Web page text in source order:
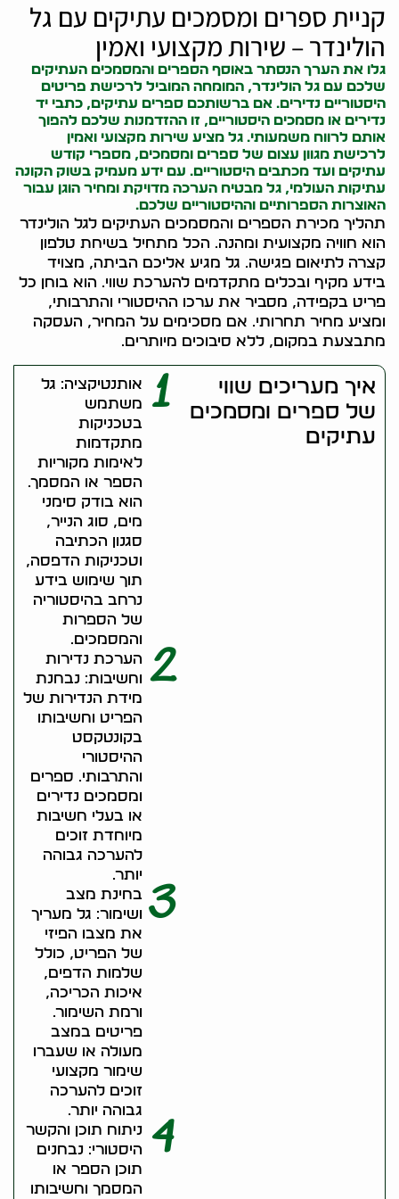
קניית ספרים ומסמכים עתיקים עם גל
הולינדר – שירות מקצועי ואמין
גלו את הערך הנסתר באוסף הספרים והמסמכים העתיקים
שלכם עם גל הולינדר, המומחה המוביל לרכישת פריטים
היסטוריים נדירים. אם ברשותכם ספרים עתיקים, כתבי יד
נדירים או מסמכים היסטוריים, זו ההזדמנות שלכם להפוך
אותם לרווח משמעותי. גל מציע שירות מקצועי ואמין
לרכישת מגוון עצום של ספרים ומסמכים, מספרי קודש
עתיקים ועד מכתבים היסטוריים. עם ידע מעמיק בשוק הקונה
עתיקות העולמי, גל מבטיח הערכה מדויקת ומחיר הוגן עבור
האוצרות הספרותיים וההיסטוריים שלכם.
תהליך מכירת הספרים והמסמכים העתיקים לגל הולינדר
הוא חוויה מקצועית ומהנה. הכל מתחיל בשיחת טלפון
קצרה לתיאום פגישה. גל מגיע אליכם הביתה, מצויד
בידע מקיף ובכלים מתקדמים להערכת שווי. הוא בוחן כל
פריט בקפידה, מסביר את ערכו ההיסטורי והתרבותי,
ומציע מחיר תחרותי. אם מסכימים על המחיר, העסקה
מתבצעת במקום, ללא סיבוכים מיותרים.
איך מעריכים שווי
של ספרים ומסמכים
עתיקים
1
אותנטיקציה: גל
משתמש
בטכניקות
מתקדמות
לאימות מקוריות
הספר או המסמך.
הוא בודק סימני
מים, סוג הנייר,
סגנון הכתיבה
וטכניקות הדפסה,
תוך שימוש בידע
נרחב בהיסטוריה
של הספרות
והמסמכים.
2 הערכת נדירות
וחשיבות: נבחנת
מידת הנדירות של
הפריט וחשיבותו
בקונטקסט
ההיסטורי
והתרבותי. ספרים
ומסמכים נדירים
או בעלי חשיבות
מיוחדת זוכים
להערכה גבוהה
יותר.
3
בחינת מצב
ושימור: גל מעריך
את מצבו הפיזי
של הפריט, כולל
שלמות הדפים,
איכות הכריכה,
ורמת השימור.
פריטים במצב
מעולה או שעברו
שימור מקצועי
זוכים להערכה
גבוהה יותר.
4
ניתוח תוכן והקשר
היסטורי: נבחנים
תוכן הספר או
המסמך וחשיבותו